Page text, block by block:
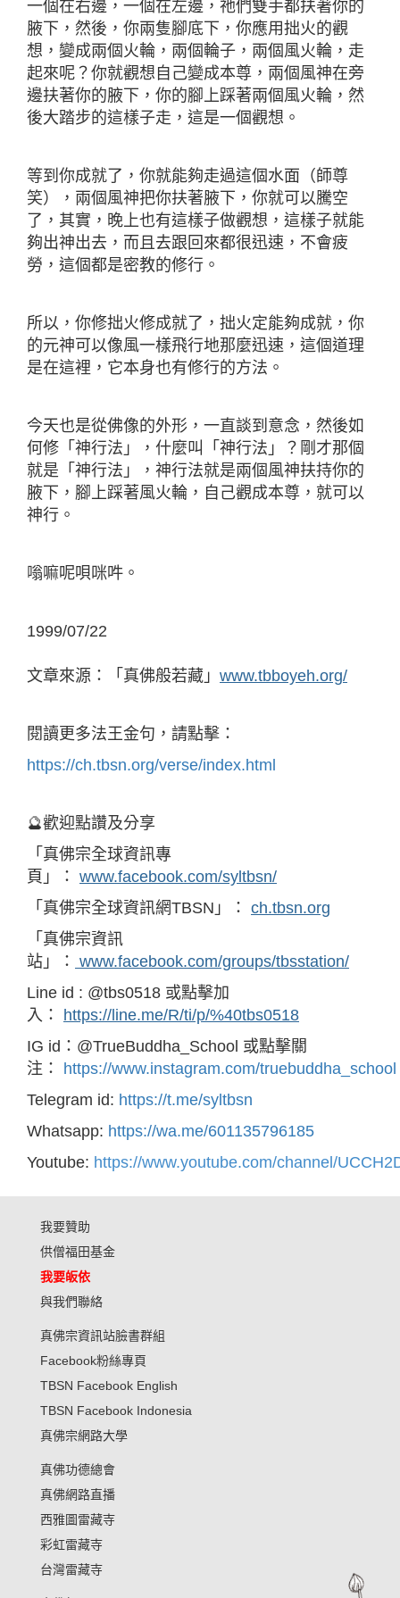
一個在右邊，一個在左邊，祂們雙手都扶著你的
腋下，然後，你兩隻腳底下，你應用拙火的觀
想，變成兩個火輪，兩個輪子，兩個風火輪，走
起來呢？你就觀想自己變成本尊，兩個風神在旁
邊扶著你的腋下，你的腳上踩著兩個風火輪，然
後大踏步的這樣子走，這是一個觀想。
等到你成就了，你就能夠走過這個水面（師尊
笑），兩個風神把你扶著腋下，你就可以騰空
了，其實，晚上也有這樣子做觀想，這樣子就能
夠出神出去，而且去跟回來都很迅速，不會疲
勞，這個都是密教的修行。
所以，你修拙火修成就了，拙火定能夠成就，你
的元神可以像風一樣飛行地那麼迅速，這個道理
是在這裡，它本身也有修行的方法。
今天也是從佛像的外形，一直談到意念，然後如
何修「神行法」，什麼叫「神行法」？剛才那個
就是「神行法」，神行法就是兩個風神扶持你的
腋下，腳上踩著風火輪，自己觀成本尊，就可以
神行。
嗡嘛呢唄咪吽。
1999/07/22
文章來源：「真佛般若藏」 www.tbboyeh.org/
閱讀更多法王金句，請點擊：
https://ch.tbsn.org/verse/index.html
🔮歡迎點讚及分享
「真佛宗全球資訊專
頁」： www.facebook.com/syltbsn/
「真佛宗全球資訊網TBSN」： ch.tbsn.org
「真佛宗資訊
站」： www.facebook.com/groups/tbsstation/
Line id : @tbs0518 或點擊加
入： https://line.me/R/ti/p/%40tbs0518
IG id：@TrueBuddha_School 或點擊關
注： https://www.instagram.com/truebuddha_school
Telegram id: https://t.me/syltbsn
Whatsapp: https://wa.me/601135796185
Youtube: https://www.youtube.com/channel/
我要贊助
供僧福田基金
我要皈依
與我們聯絡
真佛宗資訊站臉書群組
Facebook粉絲專頁
TBSN Facebook English
TBSN Facebook Indonesia
真佛宗網路大學
真佛功德總會
真佛網路直播
西雅圖雷藏寺
彩虹雷藏寺
台灣雷藏寺